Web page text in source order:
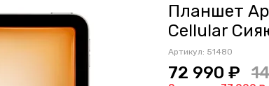
Планшет
Cellular
Артикул: 51480
72 990 ₽